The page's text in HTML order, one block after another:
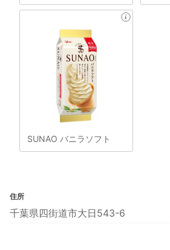
SUNAO バニラソフト
住所
千葉県四街道市大日543-6